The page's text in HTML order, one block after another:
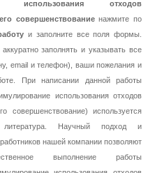
использования отходов
совершенствованиенажмите по
и заполните все поля формы.
заполнять и указывать все
email и телефон), ваши пожелания и
При написании данной работы
использования отходов
совершенствование) используется
Научный подход и
нашей компании позволяют
выполнение работы